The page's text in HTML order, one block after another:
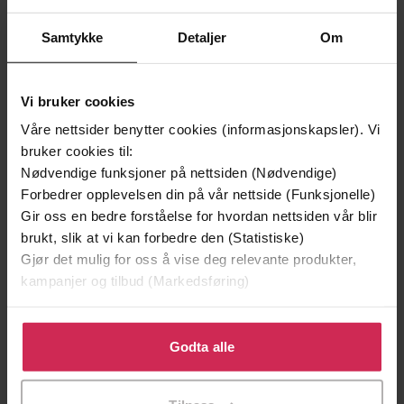
Samtykke Detaljer Om
Vi bruker cookies
Våre nettsider benytter cookies (informasjonskapsler). Vi
bruker cookies til:
Nødvendige funksjoner på nettsiden (Nødvendige)
Forbedrer opplevelsen din på vår nettside (Funksjonelle)
Gir oss en bedre forståelse for hvordan nettsiden vår blir
brukt, slik at vi kan forbedre den (Statistiske)
Gjør det mulig for oss å vise deg relevante produkter,
kampanjer og tilbud (Markedsføring)
Klikk på «Godta alle» for å gi oss ditt samtykke til å
bruke cookies for alle disse formålene. Du kan også
tilpasse ditt samtykke til spesifikke formål ved å klikke
Godta alle
199,-
Minnesota
Jo Nesbø
EBOK
349,-
Utskudd
Jørn Lier Horst
EBOK
The Unpublished Works